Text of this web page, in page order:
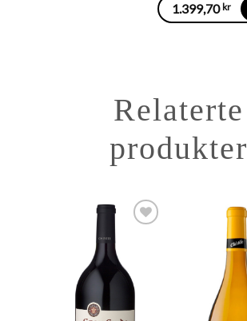
1.399,70 kr
Relaterte
produkter